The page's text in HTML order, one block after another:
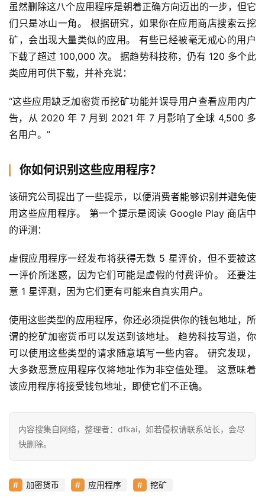
首
快
信
仰
r
9
9
指
数
常
用
工
具
荐
虽然删除这八个应用程序是朝着正确方向迈出的一步，但它
们只是冰山一角。 根据研究，如果你在应用商店搜索云挖
矿，会出现大量类似的应用。 有些已经被毫无戒心的用户
下载了超过 100,000 次。 据趋势科技称，仍有 120 多个此
类应用可供下载，并补充说：
“这些应用缺乏加密货币挖矿功能并误导用户查看应用内广
告，从 2020 年 7 月到 2021 年 7 月影响了全球 4,500 多
名用户。”
你如何识别这些应用程序？
该研究公司提出了一些提示，以便消费者能够识别并避免使
用这些应用程序。 第一个提示是阅读 Google Play 商店中
的评测：
虚假应用程序一经发布将获得无数 5 星评价，但不要被这
一评价所迷惑，因为它们可能是虚假的付费评价。 还要注
意 1 星评测，因为它们更有可能来自真实用户。
使用这些类型的应用程序，你还必须提供你的钱包地址，所
谓的挖矿加密货币可以发送到该地址。 趋势科技写道，你
可以使用这些类型的请求随意填写一些内容。 研究发现，
大多数恶意应用程序仅将地址作为非空值处理。 这意味着
该应用程序将接受钱包地址，即使它们不正确。
内容搜集自网络，整理者：dfkai，如若侵权请联系站长，会尽
快删除。
加密货币 应用程序 挖矿